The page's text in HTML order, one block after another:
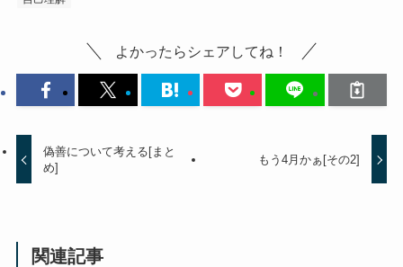
よかったらシェアしてね！
偽善について考える[まと
め]
もう4月かぁ[その2]
関連記事